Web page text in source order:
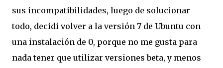
sus incompatibilidades, luego de solucionar
todo, decidi volver a la versión 7 de Ubuntu con
una instalación de 0, porque no me gusta para
nada tener que utilizar versiones beta, y menos